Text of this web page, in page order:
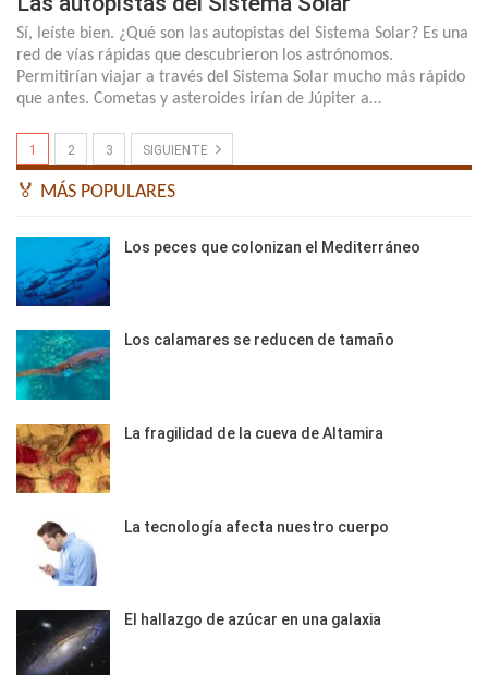
Sí, leíste bien. ¿Qué son las autopistas del Sistema Solar? Es una
red de vías rápidas que descubrieron los astrónomos.
Permitirían viajar a través del Sistema Solar mucho más rápido
que antes. Cometas y asteroides irían de Júpiter a…
1 2 3 SIGUIENTE
🏅 MÁS POPULARES
Los peces que colonizan el Mediterráneo
Los calamares se reducen de tamaño
La fragilidad de la cueva de Altamira
La tecnología afecta nuestro cuerpo
El hallazgo de azúcar en una galaxia